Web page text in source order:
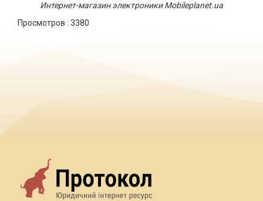
Интернет-магазин электроники Mobileplanet.ua
Просмотров : 3380